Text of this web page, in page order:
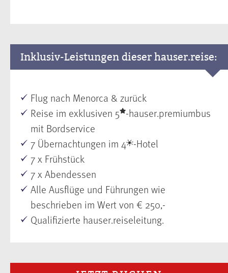
Inklusiv-Leistungen dieser hauser.reise:
Flug nach Menorca & zurück
Reise im exklusiven 5 -hauser.premiumbus
mit Bordservice
7 Übernachtungen im 4 -Hotel
7 x Frühstück
7 x Abendessen
Alle Ausflüge und Führungen wie
beschrieben im Wert von € 250,-
Qualifizierte hauser.reiseleitung.